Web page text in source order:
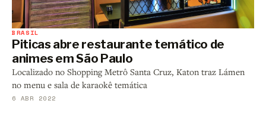
BRASIL
Piticas abre restaurante temático de
animes em São Paulo
Localizado no Shopping Metrô Santa Cruz, Katon traz Lámen
no menu e sala de karaokê temática
6 ABR 2022